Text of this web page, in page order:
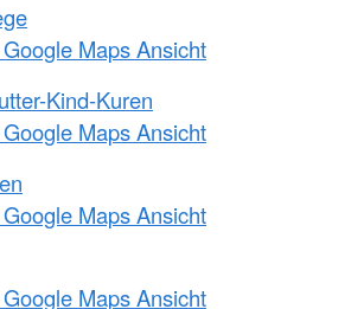
Maps Ansicht
Kind-Kuren
Maps Ansicht
Maps Ansicht
Maps Ansicht